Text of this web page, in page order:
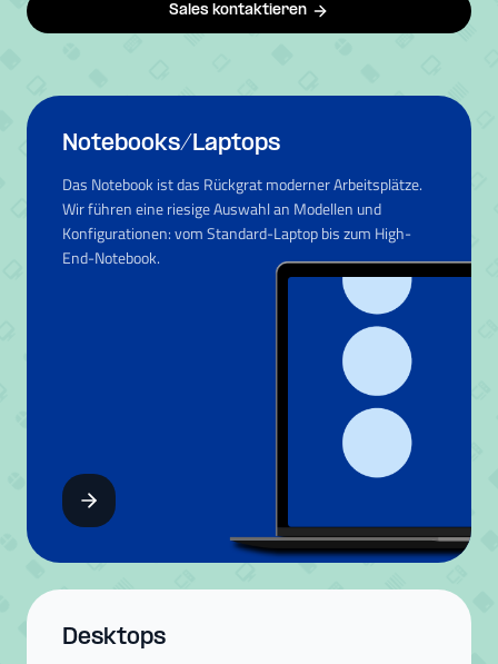
Sales kontaktieren
Notebooks/Laptops
Das Notebook ist das Rückgrat moderner Arbeitsplätze.
Wir führen eine riesige Auswahl an Modellen und
Konfigurationen: vom Standard-Laptop bis zum High-
End-Notebook.
Desktops